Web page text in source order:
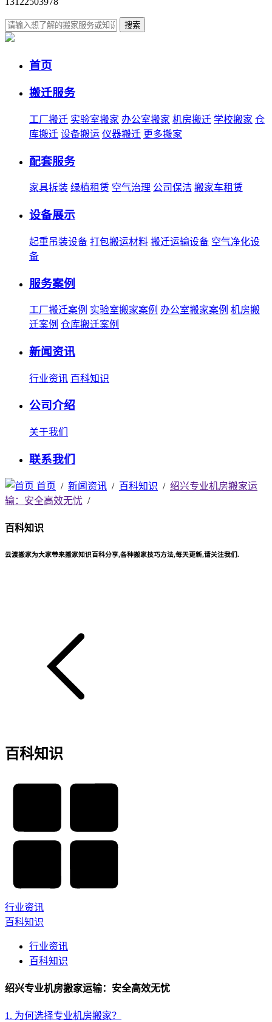
搜索
首页
搬迁服务
工厂搬迁 实验室搬家 办公室搬家 机房搬迁 学校搬家 仓
库搬迁 设备搬运 仪器搬迁 更多搬家
配套服务
家具拆装 绿植租赁 空气治理 公司保洁 搬家车租赁
设备展示
起重吊装设备 打包搬运材料 搬迁运输设备 空气净化设
备
服务案例
工厂搬迁案例 实验室搬家案例 办公室搬家案例 机房搬
迁案例 仓库搬迁案例
新闻资讯
行业资讯 百科知识
公司介绍
关于我们
联系我们
首页 / 新闻资讯 / 百科知识 / 绍兴专业机房搬家运
输：安全高效无忧 /
百科知识
云渡搬家为大家带来搬家知识百科分享,各种搬家技巧方法,每天更新,请关注我们.
百科知识
行业资讯
百科知识
行业资讯
百科知识
绍兴专业机房搬家运输：安全高效无忧
1. 为何选择专业机房搬家？